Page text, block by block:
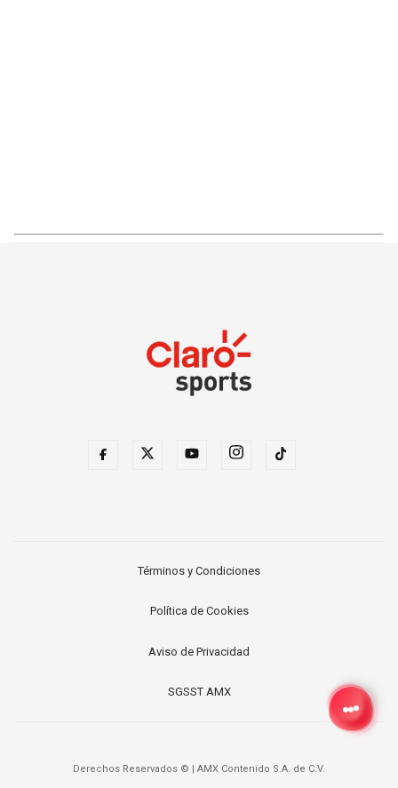
Términos y Condiciones
Política de Cookies
Aviso de Privacidad
SGSST AMX
Derechos Reservados © | AMX Contenido S.A. de C.V.